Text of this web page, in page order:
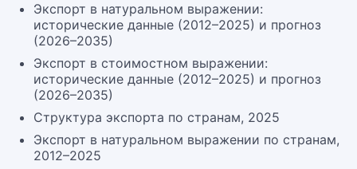
Экспорт в натуральном выражении:
исторические данные (2012–2025) и прогноз
(2026–2035)
Экспорт в стоимостном выражении:
исторические данные (2012–2025) и прогноз
(2026–2035)
Структура экспорта по странам, 2025
Экспорт в натуральном выражении по странам,
2012–2025